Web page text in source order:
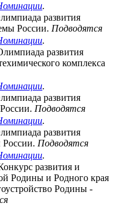
.
развития
России. Подводятся
.
развития
комплекса
.
развития
Подводятся
.
развития
Подводятся
.
развития и
Родины и Родного края
Родины -